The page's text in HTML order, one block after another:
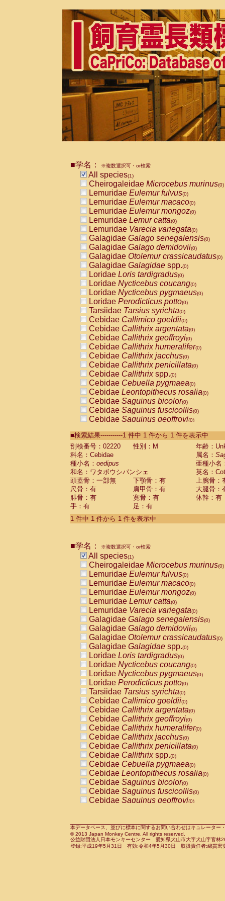
■学名： ※複数選択可・or検索
All species(1)
Cheirogaleidae Microcebus murinus(0)
Lemuridae Eulemur fulvus(0)
Lemuridae Eulemur macaco(0)
Lemuridae Eulemur mongoz(0)
Lemuridae Lemur catta(0)
Lemuridae Varecia variegata(0)
Galagidae Galago senegalensis(0)
Galagidae Galago demidovii(0)
Galagidae Otolemur crassicaudatus(0)
Galagidae Galagidae spp.(0)
Loridae Loris tardigradus(0)
Loridae Nycticebus coucang(0)
Loridae Nycticebus pygmaeus(0)
Loridae Perodicticus potto(0)
Tarsiidae Tarsius syrichta(0)
Cebidae Callimico goeldii(0)
Cebidae Callithrix argentata(0)
Cebidae Callithrix geoffroyi(0)
Cebidae Callithrix humeralifer(0)
Cebidae Callithrix jacchus(0)
Cebidae Callithrix penicillata(0)
Cebidae Callithrixspp.(0)
Cebidae Cebuella pygmaea(0)
Cebidae Leontopithecus rosalia(0)
Cebidae Saguinus bicolor(0)
Cebidae Saguinus fuscicollis(0)
Cebidae Saguinus geoffroyi(0)
CebidaeSaguinus labiatus(0)
Cebidae Saguinus leucopus (0)
Cebidae
Cebidae
CebidaeSaguinus nigricollis (0)
Cebidae Saguinus oedipus
Cebidae Saguinus weddelli
Cebidae Saguinusspp.
Cebidae Aotus trivirgatus
Cebidae Cebus albifrons
CebidaeCebus nigrivittatus
CebidaeCebus
CebidaeSaimiri boliviensis(0)
CebidaeSaimiri sciureus(0)
AtelidaeAlouatta caraya(0)
AtelidaeAlouatta fusca(0)
AtelidaeAlouatta seniculus
AtelidaeAlouattaspp.(0)
AtelidaeAteles belzebuth(0)
AtelidaeAteles geoffroyi(0)
AtelidaeAteles paniscus(0)
AtelidaeAtelesspp.(0)
Atelidae Lagothrix lagothricha
AtelidaeLagothrix lagothricha cana
PitheciidaeCacajao calvus
PitheciidaeCallicebus cupreus
PitheciidaeCallicebus donacophilus
PitheciidaeCallicebus moloch
PitheciidaeCallicebus torquatus
PitheciidaeCallicebusspp.(0)
PitheciidaeChiropotes satanas(0)
PitheciidaePithecia monachus
PitheciidaePithecia pithecia(0)
CercopithecidaeCercocebus agilis
CercopithecidaeCercocebus
CercopithecidaeCercocebus
CercopithecidaeCercocebus
CercopithecidaeCercocebus
CercopithecidaeCercocebushybrid
CercopithecidaePapio anubis(0)
CercopithecidaePapio cynocephalus
CercopithecidaePapio hamadryas(0)
■検索結果-----------1 件中 1 件から 1 件を表示中
剖検番号：02220
性別：M
年齢：
科名：Cebidae
属名：
種小名： oedipus
亜種小名
和名：ワタボウシパンシェ
英名：
頭蓋骨：一部無
下顎骨：有
上腕骨：
尺骨：有
肩甲骨：有
大腿骨：
腓骨：有
寛骨：有
体幹：有
手：有
足：有
1 件中 1 件から 1 件を表示中
■学名： ※複数選択可・or検索
All species(1)
Cheirogaleidae Microcebus murinus(0)
Lemuridae Eulemur fulvus(0)
Lemuridae Eulemur macaco(0)
Lemuridae Eulemur mongoz(0)
Lemuridae Lemur catta(0)
Lemuridae Varecia variegata(0)
Galagidae Galago senegalensis(0)
Galagidae Galago demidovii(0)
Galagidae Otolemur crassicaudatus(0)
Galagidae Galagidae spp.(0)
Loridae Loris tardigradus(0)
Loridae Nycticebus coucang(0)
Loridae Nycticebus pygmaeus(0)
Loridae Perodicticus potto(0)
Tarsiidae Tarsius syrichta(0)
Cebidae Callimico goeldii(0)
Cebidae Callithrix argentata(0)
Cebidae Callithrix geoffroyi(0)
Cebidae Callithrix humeralifer(0)
Cebidae Callithrix jacchus(0)
Cebidae Callithrix penicillata(0)
Cebidae Callithrixspp.(0)
Cebidae Cebuella pygmaea(0)
Cebidae Leontopithecus rosalia(0)
Cebidae Saguinus bicolor(0)
Cebidae Saguinus fuscicollis(0)
Cebidae Saguinus geoffroyi(0)
CebidaeSaguinus leucopus(0)
CebidaeSaguinus midas(0)
Cebidae Saguinus mystax(0)
本データベース、並びに標本に関するお問い合わせはキュレータ
© 2013 Japan Monkey Centre. All rights reserved.
公益財団法人日本モンキーセンター 愛知県犬山市大字犬山字官
登録:平成19年5月31日 有効:令和4年5月30日 取扱責任者:綿貫宏